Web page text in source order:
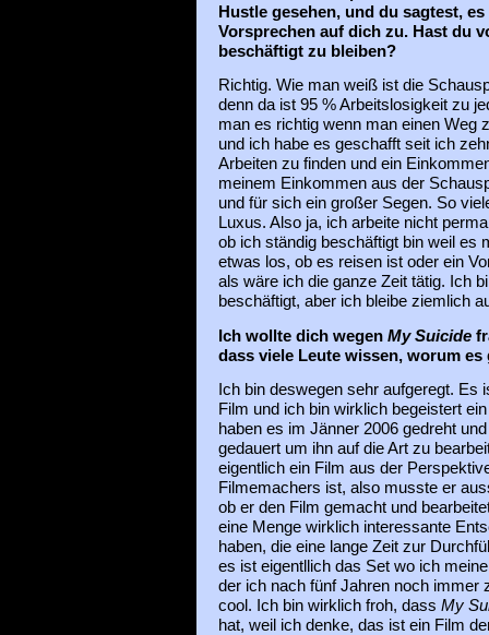
Hustle gesehen, und du sagtest,
Vorsprechen auf dich zu. Hast du
beschäftigt zu bleiben?
Richtig. Wie man weiß ist die
denn da ist 95 % Arbeitslosigkeit zu
man es richtig wenn man einen Weg
und ich habe es geschafft seit ich
Arbeiten zu finden und ein
meinem Einkommen aus der
und für sich ein großer Segen. So
Luxus. Also ja, ich arbeite nicht
ob ich ständig beschäftigt bin weil es
etwas los, ob es reisen ist oder ein
als wäre ich die ganze Zeit tätig. Ich
beschäftigt, aber ich bleibe ziemlich
Ich wollte dich wegen My Suicide
dass viele Leute wissen, worum es
Ich bin deswegen sehr aufgeregt. Es
Film und ich bin wirklich begeistert
haben es im Jänner 2006 gedreht
gedauert um ihn auf die Art zu
eigentlich ein Film aus der
Filmemachers ist, also musste er
ob er den Film gemacht und
eine Menge wirklich interessante
haben, die eine lange Zeit zur
es ist eigentllich das Set wo ich
der ich nach fünf Jahren noch immer
cool. Ich bin wirklich froh, dass My
hat, weil ich denke, das ist ein Film